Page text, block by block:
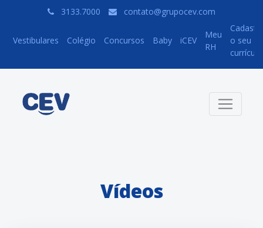
3133.7000 contato@grupocev.com
Vestibulares Colégio Concursos Baby iCEV
Meu
RH
o seu
currículo
Vídeos